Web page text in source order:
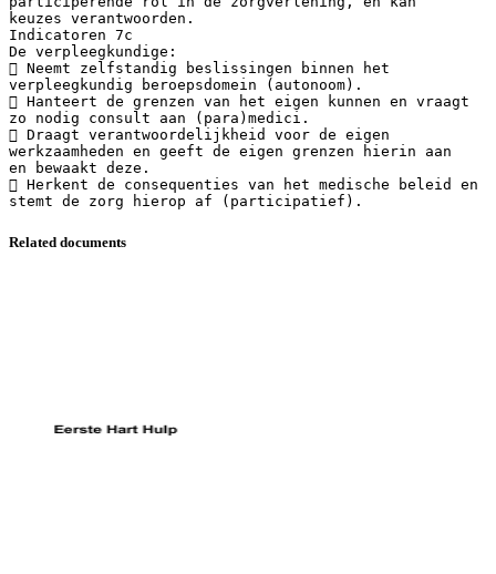
Related documents